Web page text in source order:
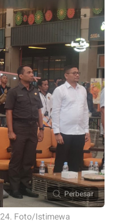
Perbesar
Foto/Istimewa